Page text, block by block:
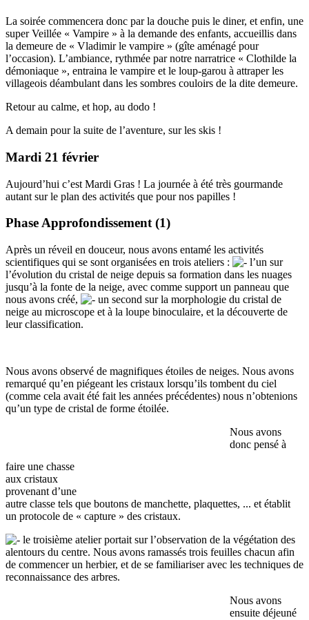
La soirée commencera donc par la douche puis le diner, et enfin, une
super Veillée « Vampire » à la demande des enfants, accueillis dans
la demeure de « Vladimir le vampire » (gîte aménagé pour
l’occasion). L’ambiance, rythmée par notre narratrice « Clothilde la
démoniaque », entraina le vampire et le loup-garou à attraper les
villageois déambulant dans les sombres couloirs de la dite demeure.
Retour au calme, et hop, au dodo !
A demain pour la suite de l’aventure, sur les skis !
Mardi 21 février
Aujourd’hui c’est Mardi Gras ! La journée à été très gourmande
autant sur le plan des activités que pour nos papilles !
Phase Approfondissement (1)
Après un réveil en douceur, nous avons entamé les activités
scientifiques qui se sont organisées en trois ateliers :
l’un sur
l’évolution du cristal de neige depuis sa formation dans les nuages
jusqu’à la fonte de la neige, avec comme support un panneau que
nous avons créé,
un second sur la morphologie du cristal de
neige au microscope et à la loupe binoculaire, et la découverte de
leur classification.
Nous avons observé de magnifiques étoiles de neiges. Nous avons
remarqué qu’en piégeant les cristaux lorsqu’ils tombent du ciel
(comme cela avait été fait les années précédentes) nous n’obtenions
qu’un type de cristal de forme étoilée.
Nous avons
donc pensé à
faire une chasse
aux cristaux
provenant d’une
autre classe tels que boutons de manchette, plaquettes, ... et établit
un protocole de « capture » des cristaux.
le troisième atelier portait sur l’observation de la végétation des
alentours du centre. Nous avons ramassés trois feuilles chacun afin
de commencer un herbier, et de se familiariser avec les techniques de
reconnaissance des arbres.
Nous avons
ensuite déjeuné